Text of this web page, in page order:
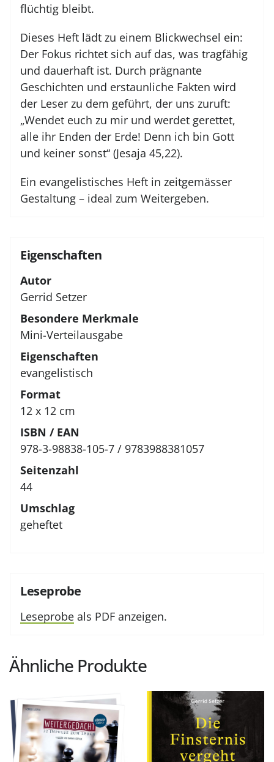
flüchtig bleibt.
Dieses Heft lädt zu einem Blickwechsel ein:
Der Fokus richtet sich auf das, was tragfähig
und dauerhaft ist. Durch prägnante
Geschichten und erstaunliche Fakten wird
der Leser zu dem geführt, der uns zuruft:
„Wendet euch zu mir und werdet gerettet,
alle ihr Enden der Erde! Denn ich bin Gott
und keiner sonst“ (Jesaja 45,22).
Ein evangelistisches Heft in zeitgemässer
Gestaltung – ideal zum Weitergeben.
Eigenschaften
Autor
Gerrid Setzer
Besondere Merkmale
Mini-Verteilausgabe
Eigenschaften
evangelistisch
Format
12 x 12 cm
ISBN / EAN
978-3-98838-105-7 / 9783988381057
Seitenzahl
44
Umschlag
geheftet
Leseprobe
Leseprobe als PDF anzeigen.
Ähnliche Produkte